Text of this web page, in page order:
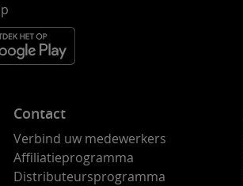
Contact
Verbind uw medewerkers
Affiliatieprogramma
Distributeursprogramma